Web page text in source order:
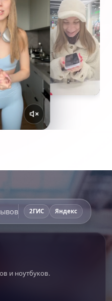
2ГИС Яндекс
и ноутбуков.